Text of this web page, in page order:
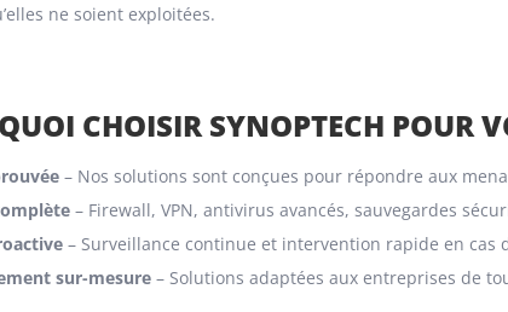
ne soient exploitées.
CHOISIR SYNOPTECH POUR
– Nos solutions sont conçues pour répondre aux
– Firewall, VPN, antivirus avancés, sauvegardes
– Surveillance continue et intervention rapide en cas
sur-mesure – Solutions adaptées aux entreprises de